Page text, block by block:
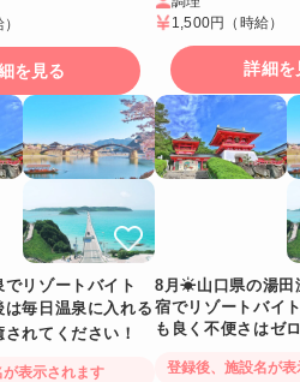
を見る
1,500円 （時給）
詳細を
リゾートバイト
毎日温泉に入れる
れてください！
表示されます
8月☀山口県の湯田
宿でリゾートバイ
も良く不便さはゼ
登録後、施設名が